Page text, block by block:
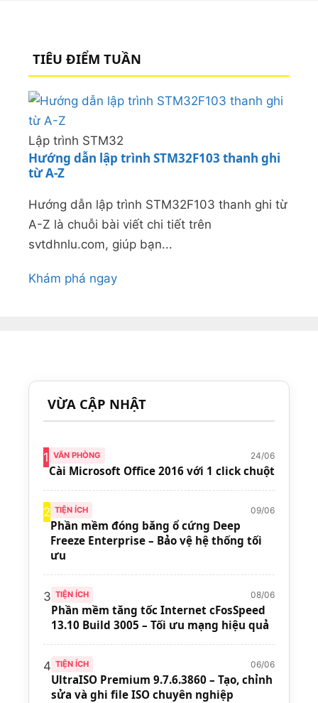
TIÊU ĐIỂM TUẦN
Lập trình STM32
Hướng dẫn lập trình STM32F103 thanh ghi
từ A-Z
Hướng dẫn lập trình STM32F103 thanh ghi từ
A-Z là chuỗi bài viết chi tiết trên
svtdhnlu.com, giúp bạn...
Khám phá ngay
VỪA CẬP NHẬT
1 VĂN PHÒNG 24/06
Cài Microsoft Office 2016 với 1 click chuột
2 TIỆN ÍCH 09/06
Phần mềm đóng băng ổ cứng Deep
Freeze Enterprise – Bảo vệ hệ thống tối
ưu
3 TIỆN ÍCH 08/06
Phần mềm tăng tốc Internet cFosSpeed
13.10 Build 3005 – Tối ưu mạng hiệu quả
4 TIỆN ÍCH 06/06
UltraISO Premium 9.7.6.3860 – Tạo, chỉnh
sửa và ghi file ISO chuyên nghiệp